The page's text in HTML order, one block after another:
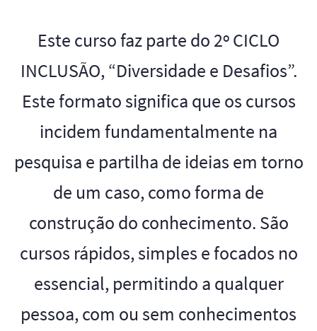
Este curso faz parte do 2º CICLO
INCLUSÃO, “Diversidade e Desafios”.
Este formato significa que os cursos
incidem fundamentalmente na
pesquisa e partilha de ideias em torno
de um caso, como forma de
construção do conhecimento. São
cursos rápidos, simples e focados no
essencial, permitindo a qualquer
pessoa, com ou sem conhecimentos